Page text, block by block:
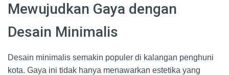
Mewujudkan Gaya dengan
Desain Minimalis
Desain minimalis semakin populer di kalangan penghuni
kota. Gaya ini tidak hanya menawarkan estetika yang